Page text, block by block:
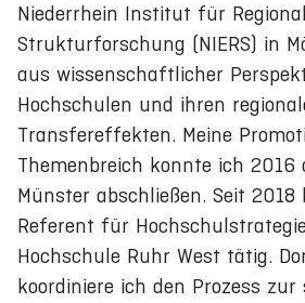
Niederrhein Institut für
Strukturforschung (NIERS) in
aus wissenschaftlicher
Hochschulen und ihren
Transfereffekten. Meine
Themenbreich konnte ich 2016
Münster abschließen. Seit 2018
Referent für
Hochschule Ruhr West tätig.
koordiniere ich den Prozess